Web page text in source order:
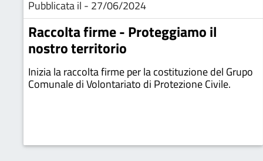
Pubblicata il - 27/06/2024
Raccolta firme - Proteggiamo il
nostro territorio
Inizia la raccolta firme per la costituzione del Grupo
Comunale di Volontariato di Protezione Civile.